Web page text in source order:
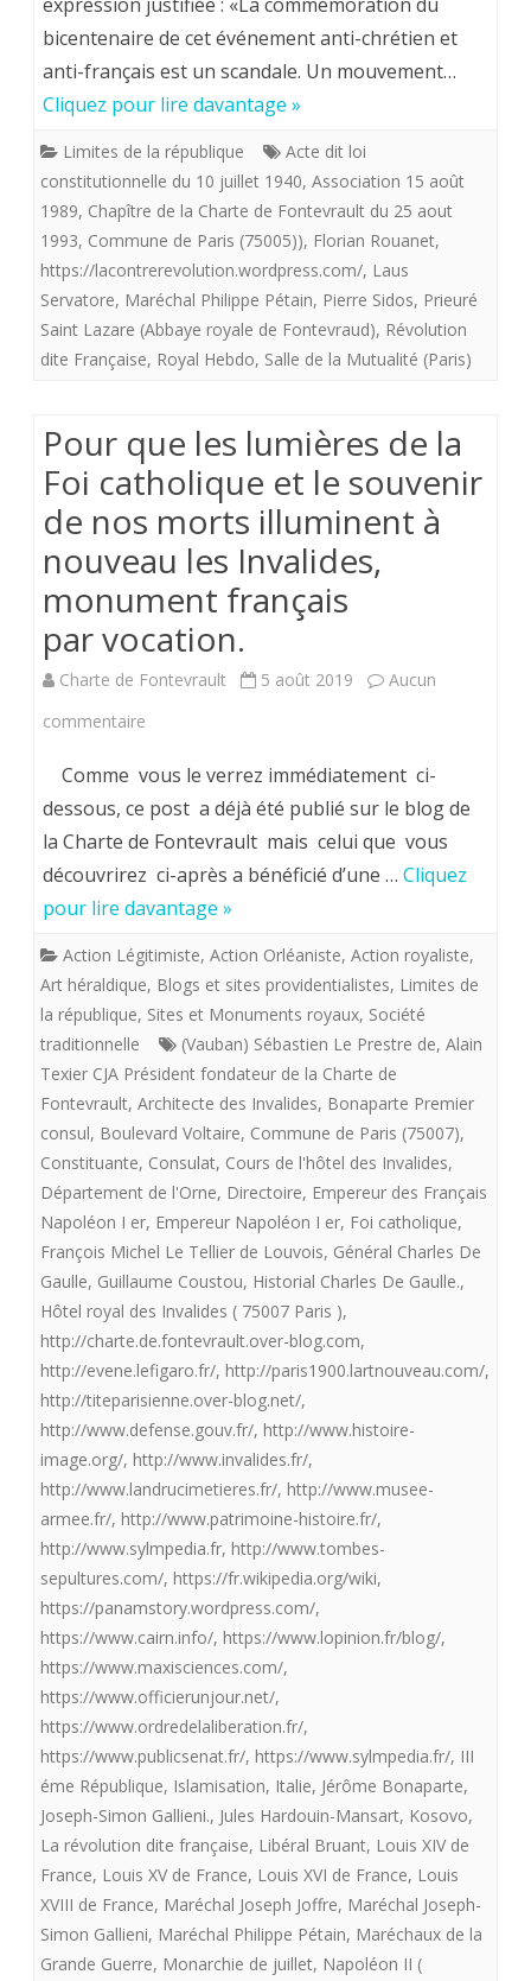
dite
« française »,
contre-
révolutionnaire
bicentenaire de cet événement anti-chrétien et
anti-français est un scandale. Un mouvement…
Cliquez pour lire davantage »
Limites de la république
Acte dit loi
constitutionnelle du 10 juillet 1940, Association 15 août
1989, Chapître de la Charte de Fontevrault du 25 aout
1993, Commune de Paris (75005)), Florian Rouanet,
https://lacontrerevolution.wordpress.com/, Laus
Servatore, Maréchal Philippe Pétain, Pierre Sidos, Prieuré
Saint Lazare (Abbaye royale de Fontevraud), Révolution
dite Française, Royal Hebdo, Salle de la Mutualité (Paris)
Pour que les lumières de la
Foi catholique et le souvenir
de nos morts illuminent à
nouveau les Invalides,
monument français
par vocation.
Charte de Fontevrault 5 août 2019
Aucun
commentaire
que
les
lumières
Foi
catholique
le
de
nos
morts
illuminent
nouveau
les
Invalides,
monument
français
par vocation.
Comme vous le verrez immédiatement ci-
dessous, ce post a déjà été publié sur le blog de
la Charte de Fontevrault mais celui que vous
découvrirez ci-après a bénéficié d’une … Cliquez
pour lire davantage »
Action Légitimiste, Action Orléaniste, Action royaliste,
Art héraldique, Blogs et sites providentialistes, Limites de
la république, Sites et Monuments royaux, Société
traditionnelle
(Vauban) Sébastien Le Prestre de, Alain
Texier CJA Président fondateur de la Charte de
Fontevrault, Architecte des Invalides, Bonaparte Premier
consul, Boulevard Voltaire, Commune de Paris (75007),
Constituante, Consulat, Cours de l'hôtel des Invalides,
Département de l'Orne, Directoire, Empereur des Français
Napoléon I er, Empereur Napoléon I er, Foi catholique,
François Michel Le Tellier de Louvois, Général Charles De
Gaulle, Guillaume Coustou, Historial Charles De Gaulle.,
Hôtel royal des Invalides ( 75007 Paris ),
http://charte.de.fontevrault.over-blog.com,
http://evene.lefigaro.fr/, http://paris1900.lartnouveau.com/,
http://titeparisienne.over-blog.net/,
http://www.defense.gouv.fr/, http://www.histoire-
image.org/, http://www.invalides.fr/,
http://www.landrucimetieres.fr/, http://www.musee-
armee.fr/, http://www.patrimoine-histoire.fr/,
http://www.sylmpedia.fr, http://www.tombes-
sepultures.com/, https://fr.wikipedia.org/wiki,
https://panamstory.wordpress.com/,
https://www.cairn.info/, https://www.lopinion.fr/blog/,
https://www.maxisciences.com/,
https://www.officierunjour.net/,
https://www.ordredelaliberation.fr/,
https://www.publicsenat.fr/, https://www.sylmpedia.fr/, III
éme République, Islamisation, Italie, Jérôme Bonaparte,
Joseph-Simon Gallieni., Jules Hardouin-Mansart, Kosovo,
La révolution dite française, Libéral Bruant, Louis XIV de
France, Louis XV de France, Louis XVI de France, Louis
XVIII de France, Maréchal Joseph Joffre, Maréchal Joseph-
Simon Gallieni, Maréchal Philippe Pétain, Maréchaux de la
Grande Guerre, Monarchie de juillet, Napoléon II (